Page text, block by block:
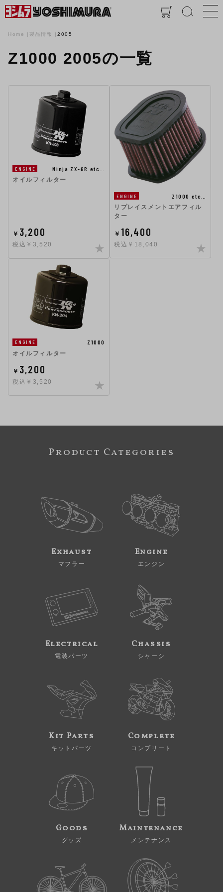
Home 製品情報 2005
Z1000 2005の一覧
ENGINE
Ninja ZX-6R etc…
オイルフィルター
￥ 3,200
税込￥3,520
ENGINE
Z1000 etc…
リプレイスメントエアフィル
ター
￥ 16,400
税込￥18,040
ENGINE
Z1000
オイルフィルター
￥ 3,200
税込￥3,520
Product Categories
Exhaust
マフラー
Engine
エンジン
Electrical
電装パーツ
Chassis
シャーシ
Kit Parts
キットパーツ
Complete
コンプリート
Goods
グッズ
Maintenance
メンテナンス